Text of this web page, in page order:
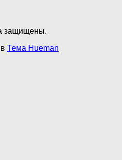
защищены.
Тема Hueman